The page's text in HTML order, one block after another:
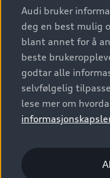
Elbiler
SUV
Stasjonsvogn
Sportback
S/RS
Konseptbiler og
Biler på lager
Finn forhandler
Bestill prøvekjøring
Kontakt forhandler
Bilgarantier
Behold nybilfølelsen
Audi Originalt tilbehør
Verkstedtjenester
Digitale tjenester
Audi digitale tjenester
Audi connect
Functions on demand
Kom i gang med
Audi Norge
Kundeservice
Audi Driving
© 2026 AUDI NORGE.
Imprint
Audi bruker
deg en best mulig
blant annet for å
beste
godtar alle
selvfølgelig
lese mer om